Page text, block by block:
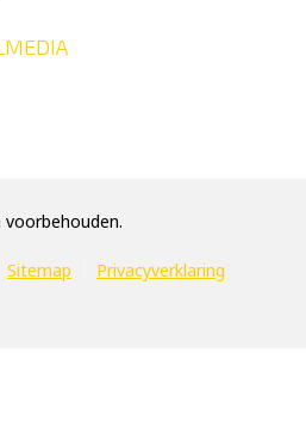
Sitemap Privacyverklaring